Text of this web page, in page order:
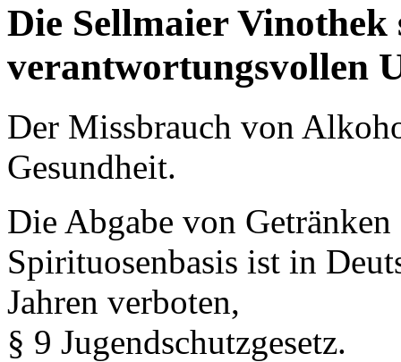
Die Sellmaier Vinothek
verantwortungsvollen
Der Missbrauch von
Gesundheit.
Die Abgabe von
Spirituosenbasis ist in
Jahren verboten,
§ 9 Jugendschutzgesetz.